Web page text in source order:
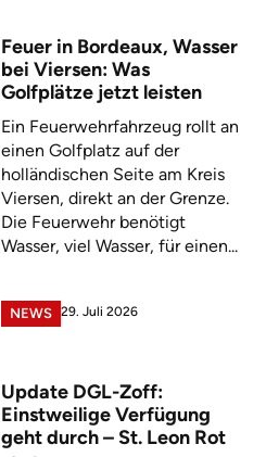
Feuer in Bordeaux, Wasser
bei Viersen: Was
Golfplätze jetzt leisten
Ein Feuerwehrfahrzeug rollt an
einen Golfplatz auf der
holländischen Seite am Kreis
Viersen, direkt an der Grenze.
Die Feuerwehr benötigt
Wasser, viel Wasser, für einen...
NEWS 29. Juli 2026
Update DGL-Zoff:
Einstweilige Verfügung
geht durch – St. Leon Rot